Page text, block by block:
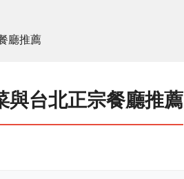
廳推薦
與台北正宗餐廳推薦